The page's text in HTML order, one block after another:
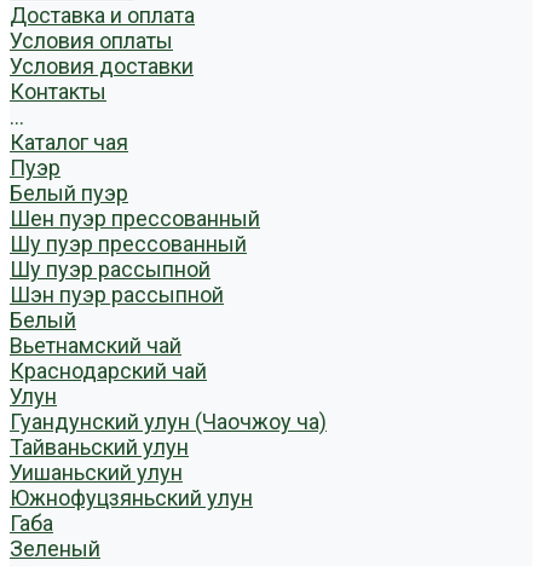
Доставка и оплата
Условия оплаты
Условия доставки
Контакты
...
Каталог чая
Пуэр
Белый пуэр
Шен пуэр прессованный
Шу пуэр прессованный
Шу пуэр рассыпной
Шэн пуэр рассыпной
Белый
Вьетнамский чай
Краснодарский чай
Улун
Гуандунский улун (Чаочжоу ча)
Тайваньский улун
Уишаньский улун
Южнофуцзяньский улун
Габа
Зеленый